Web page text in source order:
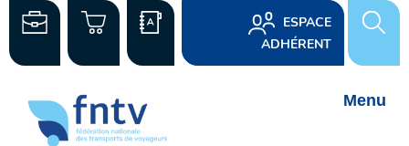
ESPACE
ADHÉRENT